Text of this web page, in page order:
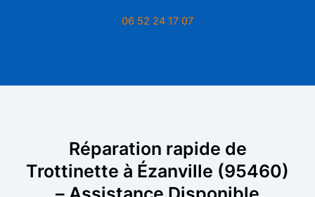
06 52 24 17 07
Réparation rapide de
Trottinette à Ézanville (95460)